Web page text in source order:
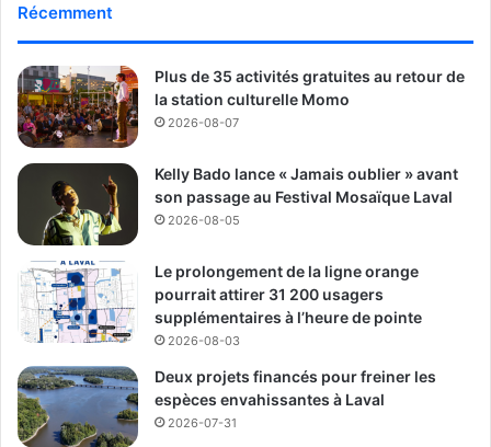
Élyse Leclerc
Créateurs émergents – Entreprise
Olie Éducation
Studio SF
Simplement Kosy
High On Fun
ES Design
Créateurs émergents – Streameur
HellFrank
ptitetannante
Récemment
Plus de 35 activités gratuites au retour de
la station culturelle Momo
2026-08-07
Kelly Bado lance « Jamais oublier » avant
son passage au Festival Mosaïque Laval
2026-08-05
Le prolongement de la ligne orange
pourrait attirer 31 200 usagers
supplémentaires à l’heure de pointe
2026-08-03
Deux projets financés pour freiner les
espèces envahissantes à Laval
2026-07-31